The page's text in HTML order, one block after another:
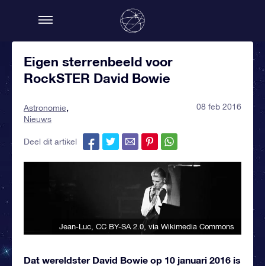
Eigen sterrenbeeld voor
RockSTER David Bowie
Astronomie
Nieuws
08 feb 2016
Deel dit artikel
Jean-Luc CC BY-SA 2.0 , via Wikimedia Commons
Dat wereldster David Bowie op 10 januari 2016 is